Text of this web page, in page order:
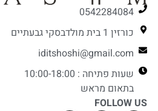
0542284084
כורזין 1 בית מולדבסקי גבעתיים
iditshoshi@gmail.com
שעות פתיחה : 10:00-18:00
בתאום מראש
FOLLOW US